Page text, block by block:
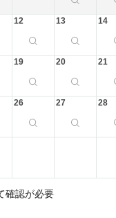
12 13 14
19 20 21
26 27 28
確認が必要